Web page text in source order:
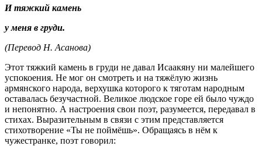
И тяжкий камень
у меня в груди.
(Перевод Н. Асанова)
Этот тяжкий камень в груди не давал Исаакяну ни малейшего
успокоения. Не мог он смотреть и на тяжёлую жизнь
армянского народа, верхушка которого к тяготам народным
оставалась безучастной. Великое людское горе ей было чуждо
и непонятно. А настроения свои поэт, разумеется, передавал в
стихах. Выразительным в связи с этим представляется
стихотворение «Ты не поймёшь». Обращаясь в нём к
чужестранке, поэт говорил: